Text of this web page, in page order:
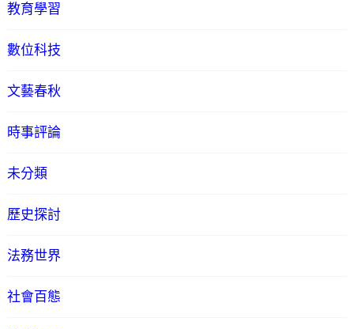
教育學習
數位科技
文藝春秋
時事評論
未分類
歷史探討
法務世界
社會百態